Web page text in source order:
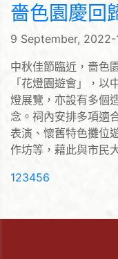
嗇色園慶回
9 September,
中秋佳節臨近，嗇色
「花燈園遊會」，
燈展覽，亦設有多個
念。祠內安排多項適
表演、懷舊特色攤位
作坊等，藉此與市民
1(current)
23456